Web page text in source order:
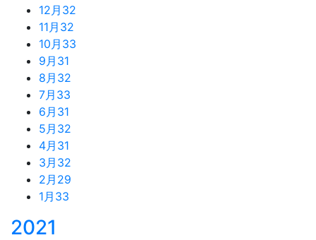
12月 32
11月 32
10月 33
9月 31
8月 32
7月 33
6月 31
5月 32
4月 31
3月 32
2月 29
1月 33
2021